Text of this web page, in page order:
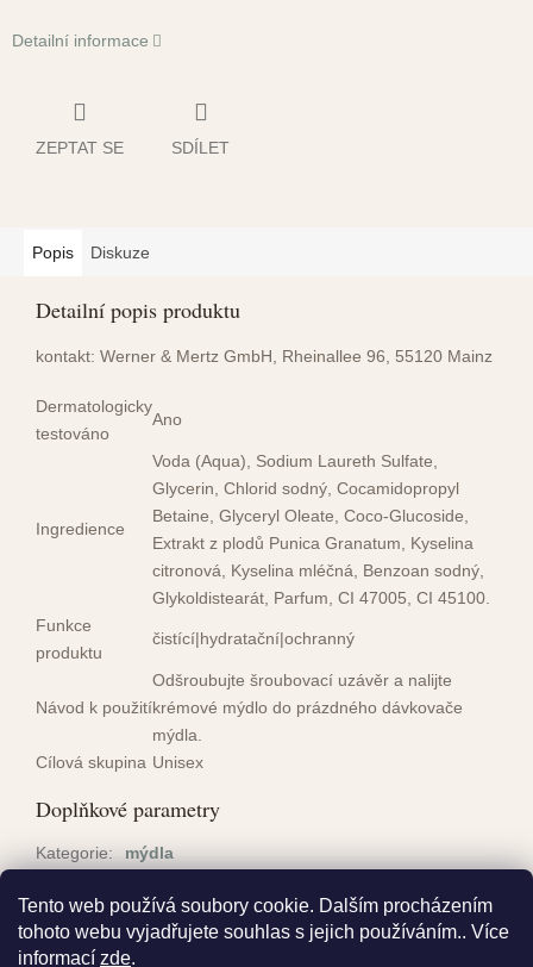
Tento web používá soubory cookie. Dalším procházením
tohoto webu vyjadřujete souhlas s jejich používáním.. Více
informací zde.
Detailní informace
ZEPTAT SE SDÍLET
Popis Diskuze
Detailní popis produktu
kontakt: Werner & Mertz GmbH, Rheinallee 96, 55120 Mainz
Dermatologicky
testováno
Ano
Ingredience
Voda (Aqua), Sodium Laureth Sulfate,
Glycerin, Chlorid sodný, Cocamidopropyl
Betaine, Glyceryl Oleate, Coco-Glucoside,
Extrakt z plodů Punica Granatum, Kyselina
citronová, Kyselina mléčná, Benzoan sodný,
Glykoldistearát, Parfum, CI 47005, CI 45100.
Funkce
produktu
čistící|hydratační|ochranný
Návod k použití
Odšroubujte šroubovací uzávěr a nalijte
krémové mýdlo do prázdného dávkovače
mýdla.
Cílová skupina Unisex
Doplňkové parametry
Kategorie:
mýdla
EAN : 4001499967412